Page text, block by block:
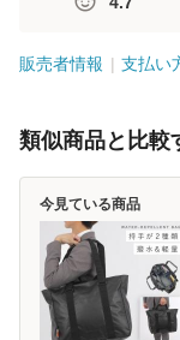
販売者情報 支払い
類似商品と比較
今見ている商品